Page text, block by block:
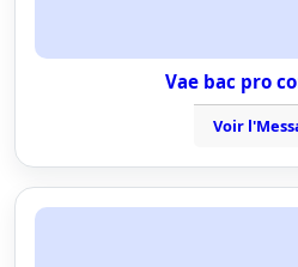
Vae bac pro
Voir